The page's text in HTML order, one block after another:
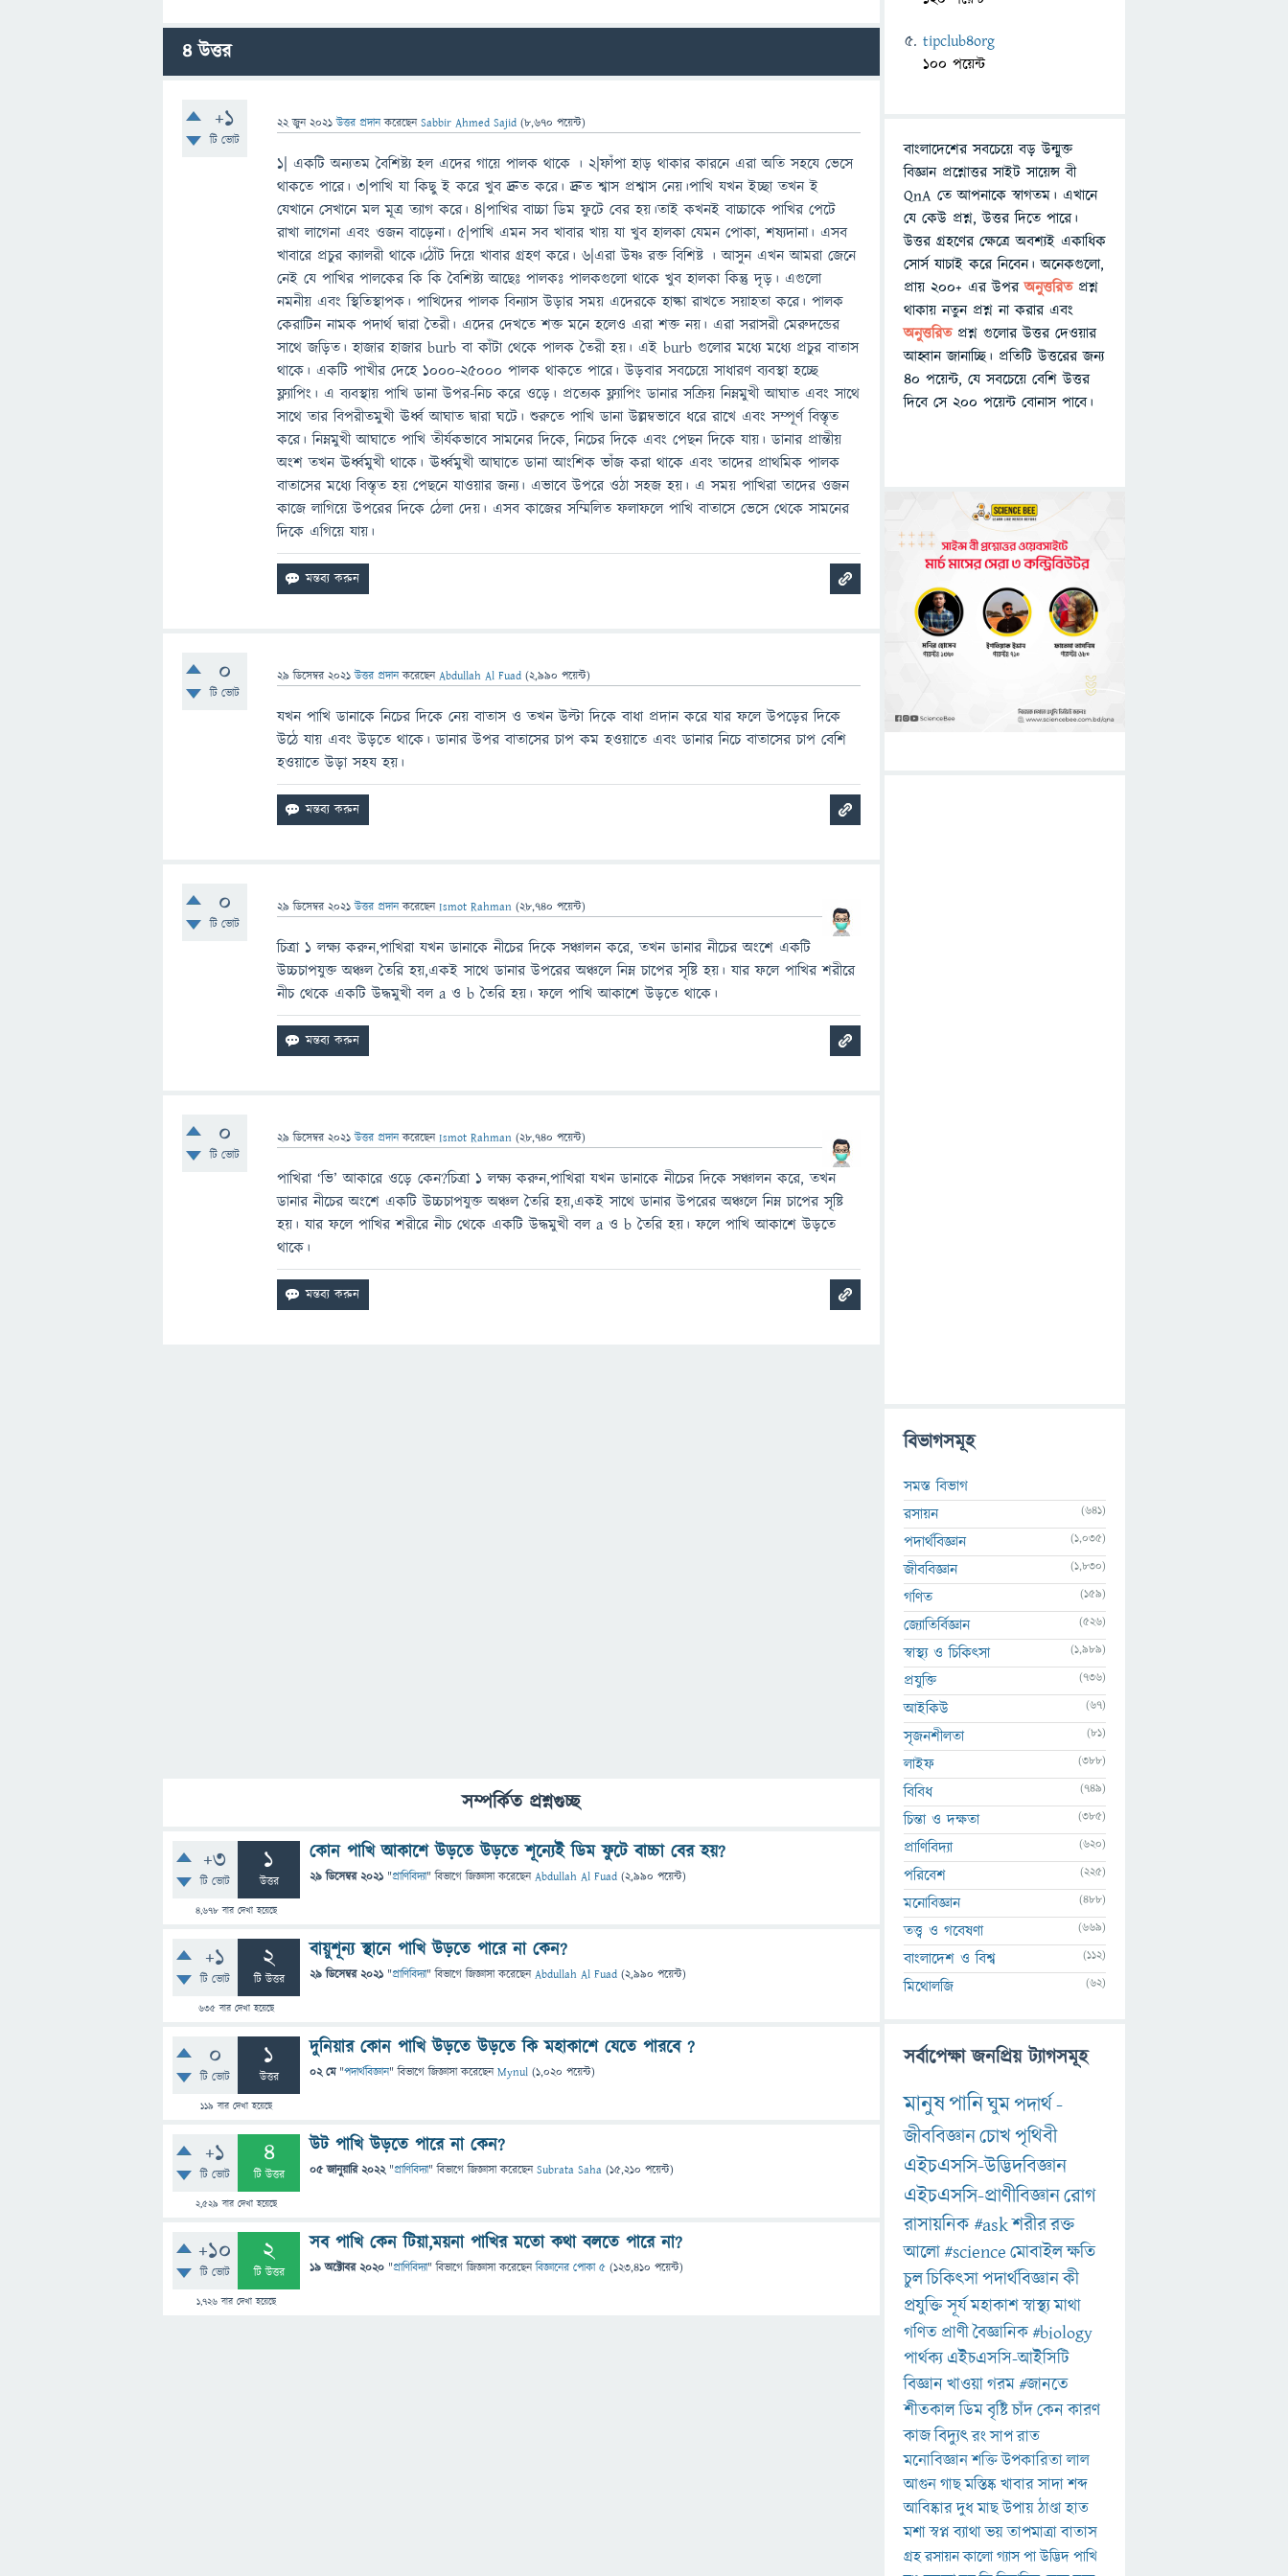
4উত্তর
+1
টি ভোট
22 জুন 2021 উত্তর প্রদান করেছেনSabbir Ahmed Sajid (8,670 পয়েন্ট)
১| একটি অন্যতম বৈশিষ্ট্য হল এদের গায়ে পালক থাকে । ২|ফাঁপা হাড় থাকার কারনে এরা অতি সহযে ভেসে
থাকতে পারে। ৩|পাখি যা কিছু ই করে খুব দ্রুত করে। দ্রুত শ্বাস প্রশ্বাস নেয়।পাখি যখন ইচ্ছা তখন ই
যেখানে সেখানে মল মূত্র ত্যাগ করে। ৪|পাখির বাচ্চা ডিম ফুটে বের হয়।তাই কখনই বাচ্চাকে পাখির পেটে
রাখা লাগেনা এবং ওজন বাড়েনা। ৫|পাখি এমন সব খাবার খায় যা খুব হালকা যেমন পোকা, শষ্যদানা। এসব
খাবারে প্রচুর ক্যালরী থাকে।ঠোঁট দিয়ে খাবার গ্রহণ করে। ৬|এরা উষ্ণ রক্ত বিশিষ্ট । আসুন এখন আমরা জেনে
নেই যে পাখির পালকের কি কি বৈশিষ্ট্য আছেঃ পালকঃ পালকগুলো থাকে খুব হালকা কিন্তু দৃড়। এগুলো
নমনীয় এবং স্থিতিস্থাপক। পাখিদের পালক বিন্যাস উড়ার সময় এদেরকে হাল্কা রাখতে সয়াহতা করে। পালক
কেরাটিন নামক পদার্থ দ্বারা তৈরী। এদের দেখতে শক্ত মনে হলেও এরা শক্ত নয়। এরা সরাসরী মেরুদন্ডের
সাথে জড়িত। হাজার হাজার burb বা কাঁটা থেকে পালক তৈরী হয়। এই burb গুলোর মধ্যে মধ্যে প্রচুর বাতাস
থাকে। একটি পাখীর দেহে ১০০০-২৫০০০ পালক থাকতে পারে। উড়বার সবচেয়ে সাধারণ ব্যবস্থা হচ্ছে
ফ্ল্যাপিং। এ ব্যবস্থায় পাখি ডানা উপর-নিচ করে ওড়ে। প্রত্যেক ফ্ল্যাপিং ডানার সক্রিয় নিম্নমুখী আঘাত এবং সাথে
সাথে তার বিপরীতমুখী ঊর্ধ্ব আঘাত দ্বারা ঘটে। শুরুতে পাখি ডানা উল্লম্বভাবে ধরে রাখে এবং সম্পূর্ণ বিস্তৃত
করে। নিম্নমুখী আঘাতে পাখি তীর্যকভাবে সামনের দিকে, নিচের দিকে এবং পেছন দিকে যায়। ডানার প্রান্তীয়
অংশ তখন ঊর্ধ্বমুখী থাকে। ঊর্ধ্বমুখী আঘাতে ডানা আংশিক ভাঁজ করা থাকে এবং তাদের প্রাথমিক পালক
বাতাসের মধ্যে বিস্তৃত হয় পেছনে যাওয়ার জন্য। এভাবে উপরে ওঠা সহজ হয়। এ সময় পাখিরা তাদের ওজন
কাজে লাগিয়ে উপরের দিকে ঠেলা দেয়। এসব কাজের সম্মিলিত ফলাফলে পাখি বাতাসে ভেসে থেকে সামনের
দিকে এগিয়ে যায়।
0
টি ভোট
29 ডিসেম্বর 2021 উত্তর প্রদান করেছেনAbdullah Al Fuad (2,990 পয়েন্ট)
যখন পাখি ডানাকে নিচের দিকে নেয় বাতাস ও তখন উল্টা দিকে বাধা প্রদান করে যার ফলে উপড়ের দিকে
উঠে যায় এবং উড়তে থাকে। ডানার উপর বাতাসের চাপ কম হওয়াতে এবং ডানার নিচে বাতাসের চাপ বেশি
হওয়াতে উড়া সহয হয়।
0
টি ভোট
29 ডিসেম্বর 2021 উত্তর প্রদান করেছেনIsmot Rahman (28,740 পয়েন্ট)
চিত্রা ১ লক্ষ্য করুন,পাখিরা যখন ডানাকে নীচের দিকে সঞ্চালন করে, তখন ডানার নীচের অংশে একটি
উচ্চচাপযুক্ত অঞ্চল তৈরি হয়,একই সাথে ডানার উপরের অঞ্চলে নিম্ন চাপের সৃষ্টি হয়। যার ফলে পাখির শরীরে
নীচ থেকে একটি উদ্ধমুখী বল a ও b তৈরি হয়। ফলে পাখি আকাশে উড়তে থাকে।
0
টি ভোট
29 ডিসেম্বর 2021 উত্তর প্রদান করেছেনIsmot Rahman (28,740 পয়েন্ট)
পাখিরা ‘ভি’ আকারে ওড়ে কেন?চিত্রা ১ লক্ষ্য করুন,পাখিরা যখন ডানাকে নীচের দিকে সঞ্চালন করে, তখন
ডানার নীচের অংশে একটি উচ্চচাপযুক্ত অঞ্চল তৈরি হয়,একই সাথে ডানার উপরের অঞ্চলে নিম্ন চাপের সৃষ্টি
হয়। যার ফলে পাখির শরীরে নীচ থেকে একটি উদ্ধমুখী বল a ও b তৈরি হয়। ফলে পাখি আকাশে উড়তে
থাকে।
সম্পর্কিত প্রশ্নগুচ্ছ
+3
টি ভোট
1
উত্তর
4,678 বার দেখা হয়েছে
কোন পাখি আকাশে উড়তে উড়তে শূন্যেই ডিম ফুটে বাচ্চা বের হয়‌?
29 ডিসেম্বর 2021 "প্রাণিবিদ্যা" বিভাগে জিজ্ঞাসাকরেছেনAbdullah Al Fuad (2,990 পয়েন্ট)
+1
টি ভোট
2
টি উত্তর
635 বার দেখা হয়েছে
বায়ুশূন্য স্থানে পাখি উড়তে পারে না কেন?
29 ডিসেম্বর 2021 "প্রাণিবিদ্যা" বিভাগে জিজ্ঞাসাকরেছেনAbdullah Al Fuad (2,990 পয়েন্ট)
0
টি ভোট
1
উত্তর
119 বার দেখা হয়েছে
দুনিয়ার কোন পাখি উড়তে উড়তে কি মহাকাশে যেতে পারবে ?
02 মে "পদার্থবিজ্ঞান" বিভাগে জিজ্ঞাসাকরেছেনMynul (1,020 পয়েন্ট)
+1
টি ভোট
4
টি উত্তর
2,529 বার দেখা হয়েছে
উট পাখি উড়তে পারে না কেন?
05 জানুয়ারি 2022 "প্রাণিবিদ্যা" বিভাগে জিজ্ঞাসাকরেছেনSubrata Saha (15,210 পয়েন্ট)
+10
টি ভোট
2
টি উত্তর
1,726 বার দেখা হয়েছে
সব পাখি কেন টিয়া,ময়না পাখির মতো কথা বলতে পারে না?
19 অক্টোবর 2020 "প্রাণিবিদ্যা" বিভাগে জিজ্ঞাসাকরেছেনবিজ্ঞানের পোকা ৫ (123,410 পয়েন্ট)
tipclub4org
100 পয়েন্ট
বাংলাদেশের সবচেয়ে বড় উন্মুক্ত
বিজ্ঞান প্রশ্নোত্তর সাইট সায়েন্স বী
QnA তে আপনাকে স্বাগতম। এখানে
যে কেউ প্রশ্ন, উত্তর দিতে পারে।
উত্তর গ্রহণের ক্ষেত্রে অবশ্যই একাধিক
সোর্স যাচাই করে নিবেন। অনেকগুলো,
প্রায় ২০০+ এর উপরঅনুত্তরিতপ্রশ্ন
থাকায় নতুন প্রশ্ন না করার এবং
অনুত্তরিত প্রশ্ন গুলোর উত্তর দেওয়ার
আহ্বান জানাচ্ছি। প্রতিটি উত্তরের জন্য
৪০ পয়েন্ট, যে সবচেয়ে বেশি উত্তর
দিবে সে ২০০ পয়েন্ট বোনাস পাবে।
বিভাগসমূহ
সমস্ত বিভাগ
রসায়ন
(641)
পদার্থবিজ্ঞান (1,035)
জীববিজ্ঞান (1,830)
গণিত (159)
জ্যোতির্বিজ্ঞান (526)
স্বাস্থ্য ও চিকিৎসা (1,989)
প্রযুক্তি (736)
আইকিউ (67)
সৃজনশীলতা (81)
লাইফ (388)
বিবিধ (749)
চিন্তা ও দক্ষতা (385)
প্রাণিবিদ্যা (620)
পরিবেশ (225)
মনোবিজ্ঞান (488)
তত্ত্ব ও গবেষণা (669)
বাংলাদেশ ও বিশ্ব (112)
মিথোলজি (62)
সর্বাপেক্ষা জনপ্রিয় ট্যাগসমূহ
মানুষপানিঘুমপদার্থ-
জীববিজ্ঞানচোখপৃথিবী
এইচএসসি-উদ্ভিদবিজ্ঞান
এইচএসসি-প্রাণীবিজ্ঞানরোগ
রাসায়নিক#askশরীররক্ত
আলো#scienceমোবাইলক্ষতি
চুলচিকিৎসাপদার্থবিজ্ঞানকী
প্রযুক্তিসূর্যমহাকাশস্বাস্থ্যমাথা
গণিত প্রাণীবৈজ্ঞানিক#biology
পার্থক্য এইচএসসি-আইসিটি
বিজ্ঞানখাওয়াগরম#জানতে
শীতকালডিমবৃষ্টিচাঁদকেনকারণ
কাজবিদ্যুৎরংসাপরাত
মনোবিজ্ঞানশক্তিউপকারিতালাল
আগুনগাছমস্তিষ্কখাবারসাদাশব্দ
আবিষ্কারদুধমাছউপায়ঠাণ্ডাহাত
মশাস্বপ্নব্যাথাভয়তাপমাত্রাবাতাস
গ্রহরসায়নকালোগ্যাসপাউদ্ভিদপাখি